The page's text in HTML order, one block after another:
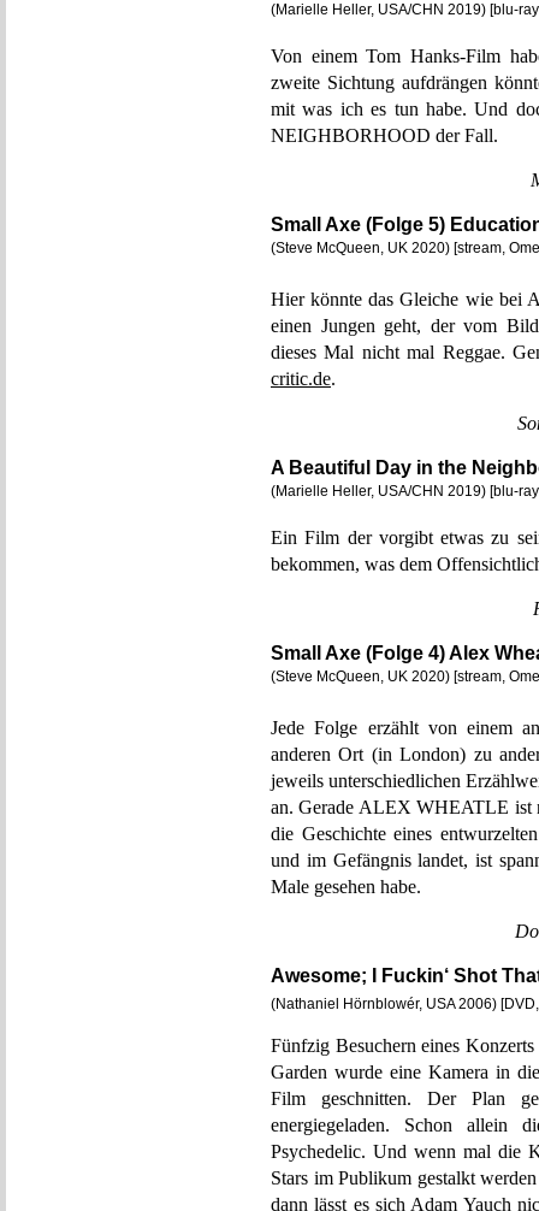
(Marielle Heller, USA/CHN 2019) [blu-
Von einem Tom Hanks-Film
zweite Sichtung aufdrängen
mit was ich es tun habe. Und
NEIGHBORHOOD der Fall.
Small Axe (Folge 5)
(Steve McQueen, UK 2020) [stream,
Hier könnte das Gleiche wie bei
einen Jungen geht, der vom
dieses Mal nicht mal Reggae.
critic.de.
A Beautiful Day in the
(Marielle Heller, USA/CHN 2019) [blu-
Ein Film der vorgibt etwas zu
bekommen, was dem
Small Axe (Folge 4) Alex
(Steve McQueen, UK 2020) [stream,
Jede Folge erzählt von einem
anderen Ort (in London) zu
jeweils unterschiedlichen
an. Gerade ALEX WHEATLE ist
die Geschichte eines
und im Gefängnis landet, ist
Male gesehen habe.
Awesome; I Fuckin‘ Shot
(Nathaniel Hörnblowér, USA 2006)
Fünfzig Besuchern eines
Garden wurde eine Kamera in
Film geschnitten. Der Plan
energiegeladen. Schon allein
Psychedelic. Und wenn mal die
Stars im Publikum gestalkt
dann lässt es sich Adam Yauch